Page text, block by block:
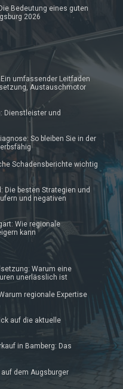
Bedeutung eines guten
2026
umfassender Leitfaden
Austauschmotor
Dienstleister und
So bleiben Sie in der
Schadensberichte wichtig
Die besten Strategien und
und negativen
Wie regionale
kann
Warum eine
unerlässlich ist
regionale Expertise
auf die aktuelle
in Bamberg: Das
dem Augsburger